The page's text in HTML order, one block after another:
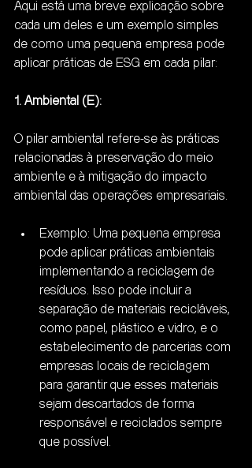
Aqui está uma breve explicação sobre
cada um deles e um exemplo simples
de como uma pequena empresa pode
aplicar práticas de ESG em cada pilar:
1. Ambiental (E):
O pilar ambiental refere-se às práticas
relacionadas à preservação do meio
ambiente e à mitigação do impacto
ambiental das operações empresariais.
Exemplo: Uma pequena empresa
pode aplicar práticas ambientais
implementando a reciclagem de
resíduos. Isso pode incluir a
separação de materiais recicláveis,
como papel, plástico e vidro, e o
estabelecimento de parcerias com
empresas locais de reciclagem
para garantir que esses materiais
sejam descartados de forma
responsável e reciclados sempre
que possível.